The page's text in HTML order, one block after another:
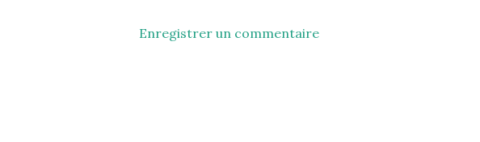
Enregistrer un commentaire